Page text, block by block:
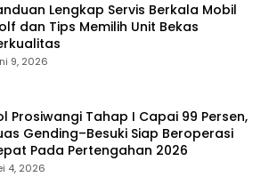
Lengkap Servis Berkala Mobil
dan Tips Memilih Unit Bekas
9, 2026
Prosiwangi Tahap I Capai 99 Persen,
Gending–Besuki Siap Beroperasi
Pada Pertengahan 2026
4, 2026